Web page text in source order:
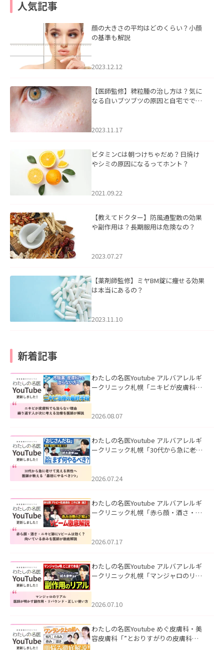
人気記事
顔の大きさの平均はどのくらい？小顔
の基準も解説
2023.12.12
【医師監修】稗粒腫の治し方は？気に
なる白いブツブツの原因と自宅ででき
2023.11.17
ビタミンCは朝つけちゃだめ？日焼け
やシミの原因になるってホント？
2021.09.22
【教えてドクター】防風通聖散の効果
や副作用は？長期服用は危険なの？
2023.07.27
【薬剤師監修】ミヤBM錠に痩せる効果
は本当にあるの？
2023.11.10
新着記事
わたしの名医Youtube アルバアレルギ
ークリニック札幌「ニキビが皮膚科で
ました。
2026.08.07
わたしの名医Youtube アルバアレルギ
ークリニック札幌「30代から急に老け
た。
2026.07.24
わたしの名医Youtube アルバアレルギ
ークリニック札幌「赤ら顔・酒さ・ニ
した。
2026.07.17
わたしの名医Youtube アルバアレルギ
ークリニック札幌「マンジャロのリア
た。
2026.07.10
わたしの名医Youtube めぐ皮膚科・美
容皮膚科「”とおりすがりの皮膚科